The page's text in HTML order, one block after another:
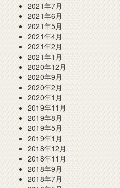
2021年7月
2021年6月
2021年5月
2021年4月
2021年2月
2021年1月
2020年12月
2020年9月
2020年2月
2020年1月
2019年11月
2019年8月
2019年5月
2019年1月
2018年12月
2018年11月
2018年9月
2018年7月